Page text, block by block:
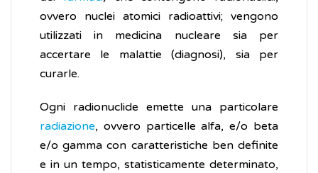
ovvero nuclei atomici radioattivi; vengono
utilizzati in medicina nucleare sia per
accertare le malattie (diagnosi), sia per
curarle.
Ogni radionuclide emette una particolare
radiazione, ovvero particelle alfa, e/o beta
e/o gamma con caratteristiche ben definite
e in un tempo, statisticamente determinato,